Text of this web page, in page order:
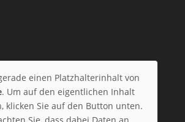
einen Platzhalterinhalt von
. Um auf den eigentlichen Inhalt
klicken Sie auf den Button unten.